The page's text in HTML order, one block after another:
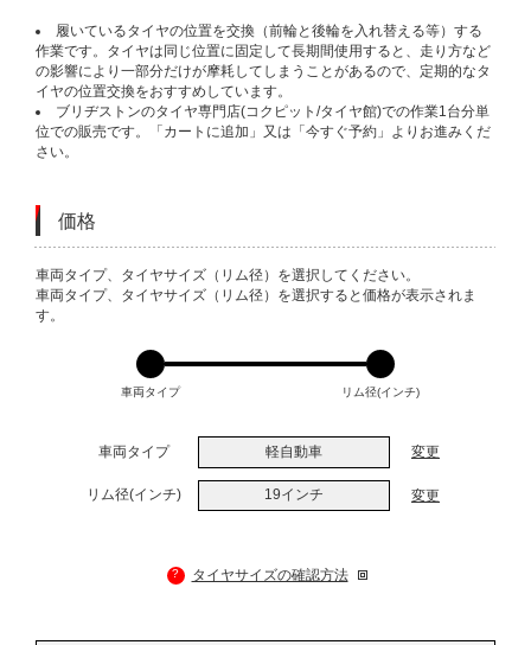
履いているタイヤの位置を交換（前輪と後輪を入れ替える等）する
作業です。タイヤは同じ位置に固定して長期間使用すると、走り方など
の影響により一部分だけが摩耗してしまうことがあるので、定期的なタ
イヤの位置交換をおすすめしています。
ブリヂストンのタイヤ専門店(コクピット/タイヤ館)での作業1台分単
位での販売です。「カートに追加」又は「今すぐ予約」よりお進みくだ
さい。
価格
VARIATIONS
車両タイプ、タイヤサイズ（リム径）を選択してください。
車両タイプ、タイヤサイズ（リム径）を選択すると価格が表示されま
す。
車両タイプ リム径(インチ)
車両タイプ 軽自動車 変更
リム径(インチ) 19インチ 変更
? タイヤサイズの確認方法